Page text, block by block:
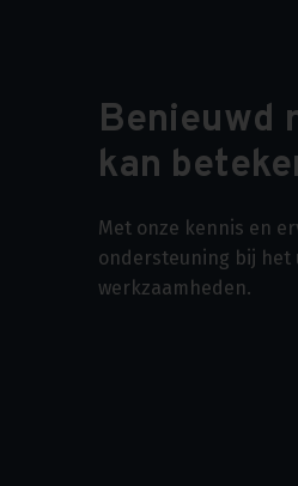
Benieuwd
kan
Met onze kennis en
ondersteuning bij het
werkzaamheden.